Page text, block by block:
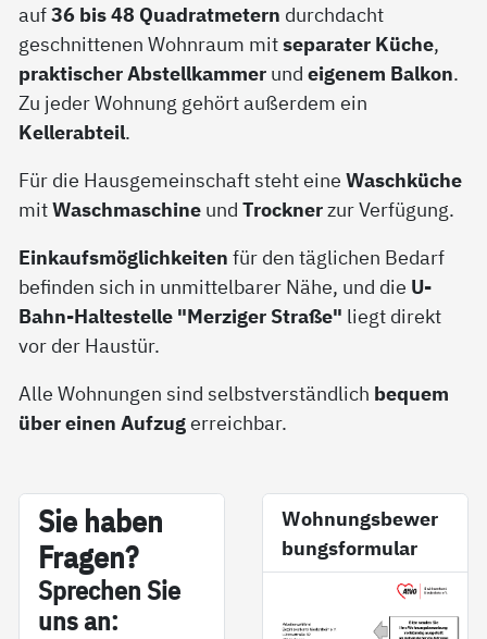
auf36 bis 48 Quadratmetern durchdacht
geschnittenen Wohnraum mitseparater Küche,
praktischer Abstellkammer undeigenem Balkon.
Zu jeder Wohnung gehört außerdem ein
Kellerabteil.
Für die Hausgemeinschaft steht eineWaschküche
mitWaschmaschine undTrocknerzur Verfügung.
Einkaufsmöglichkeiten für den täglichen Bedarf
befinden sich in unmittelbarer Nähe, und die U-
Bahn-Haltestelle "Merziger Straße" liegt direkt
vor der Haustür.
Alle Wohnungen sind selbstverständlich bequem
über einen Aufzugerreichbar.
Sie ha­ben
Fra­gen?
Sp­re­chen Sie
uns an:
Wohnungsbewer
bungsformular